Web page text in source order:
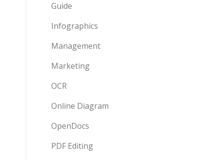
Guide
Infographics
Management
Marketing
OCR
Online Diagram
OpenDocs
PDF Editing